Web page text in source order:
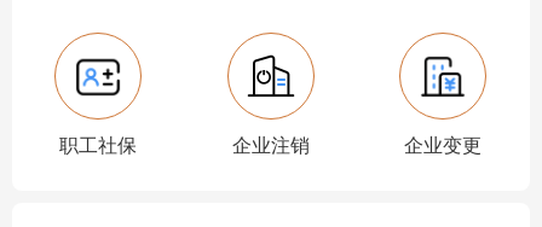
职工社保 企业注销 企业变更